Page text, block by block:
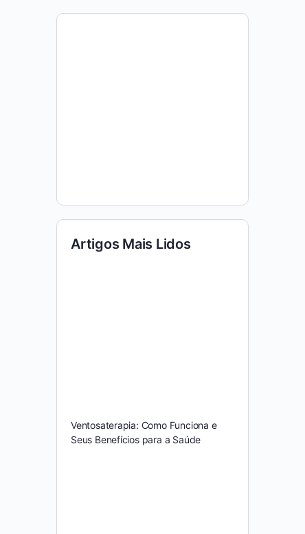
Artigos Mais Lidos
Ventosaterapia: Como Funciona e
Seus Benefícios para a Saúde